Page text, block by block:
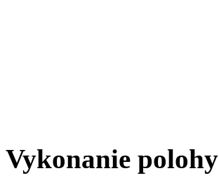
Vykonanie polohy